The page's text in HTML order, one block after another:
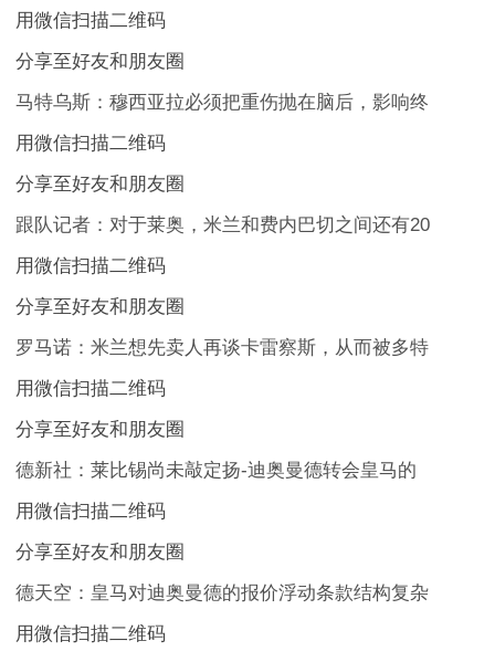
用微信扫描二维码
分享至好友和朋友圈
马特乌斯：穆西亚拉必须把重伤抛在脑后，影响终
用微信扫描二维码
分享至好友和朋友圈
跟队记者：对于莱奥，米兰和费内巴切之间还有20
用微信扫描二维码
分享至好友和朋友圈
罗马诺：米兰想先卖人再谈卡雷察斯，从而被多特
用微信扫描二维码
分享至好友和朋友圈
德新社：莱比锡尚未敲定扬-迪奥曼德转会皇马的
用微信扫描二维码
分享至好友和朋友圈
德天空：皇马对迪奥曼德的报价浮动条款结构复杂
用微信扫描二维码